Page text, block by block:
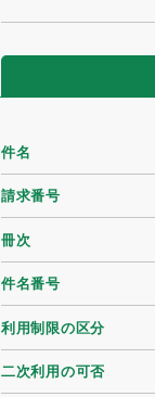
件名
請求番号
冊次
件名番号
利用制限の区分
二次利用の可否